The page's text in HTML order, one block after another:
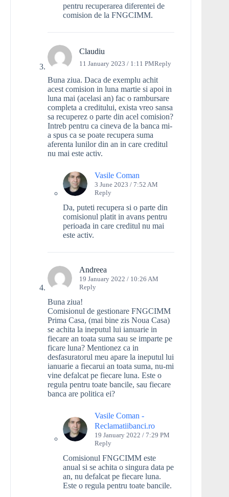
pentru recuperarea diferentei de
comision de la FNGCIMM.
Claudiu
11 January 2023 / 1:11 PMReply
Buna ziua. Daca de exemplu achit
acest comision in luna martie si apoi in
luna mai (acelasi an) fac o rambursare
completa a creditului, exista vreo sansa
sa recuperez o parte din acel comision?
Intreb pentru ca cineva de la banca mi-
a spus ca se poate recupera suma
aferenta lunilor din an in care creditul
nu mai este activ.
Vasile Coman
3 June 2023 / 7:52 AM
Reply
Da, puteti recupera si o parte din
comisionul platit in avans pentru
perioada in care creditul nu mai
este activ.
Andreea
19 January 2022 / 10:26 AM
Reply
Buna ziua!
Comisionul de gestionare FNGCIMM
Prima Casa, (mai bine zis Noua Casa)
se achita la ineputul lui ianuarie in
fiecare an toata suma sau se imparte pe
ficare luna? Mentionez ca in
desfasuratorul meu apare la ineputul lui
ianuarie a fiecarui an toata suma, nu-mi
vine defalcat pe fiecare luna. Este o
regula pentru toate bancile, sau fiecare
banca are politica ei?
Vasile Coman -
Reclamatiibanci.ro
19 January 2022 / 7:29 PM
Reply
Comisionul FNGCIMM este
anual si se achita o singura data pe
an, nu defalcat pe fiecare luna.
Este o regula pentru toate bancile.